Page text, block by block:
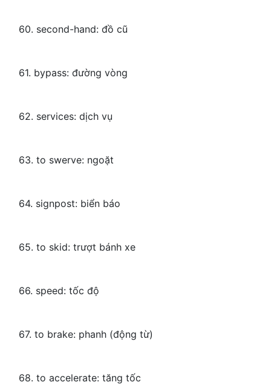
60. second-hand: đồ cũ
61. bypass: đường vòng
62. services: dịch vụ
63. to swerve: ngoặt
64. signpost: biển báo
65. to skid: trượt bánh xe
66. speed: tốc độ
67. to brake: phanh (động từ)
68. to accelerate: tăng tốc